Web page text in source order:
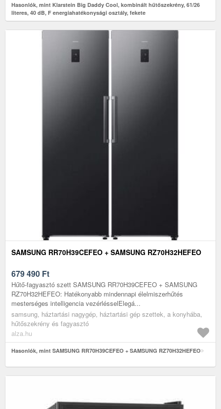
Hasonlók, mint Klarstein Big Daddy Cool, kombinált hűtőszekrény, 61/26
literes, 40 dB, F energiahatékonysági osztály, fekete
SAMSUNG RR70H39CEFEO + SAMSUNG RZ70H32HEFEO
679 490 Ft
Hűtő-fagyasztó szett SAMSUNG RR70H39CEFEO + SAMSUNG
RZ70H32HEFEO: Hatékonyabb mindennapi élelmiszerhűtés
mesterséges intelligencia vezérlésselElegá...
samsung, háztartási nagygép, háztartási gép szettek, a konyhába,
hűtőszekrény és fagyasztó
alza.hu
Hasonlók, mint SAMSUNG RR70H39CEFEO + SAMSUNG RZ70H32HEFEO